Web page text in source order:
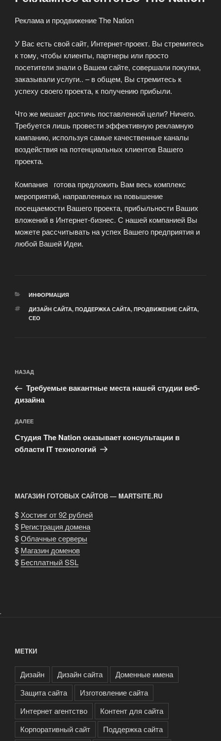
Реклама и продвижение The Nation
У Вас есть свой сайт, Интернет-проект. Вы стремитесь
к тому, чтобы клиенты, партнеры или просто
посетители знали о Вашем сайте, совершали покупки,
заказывали услуги.. – в общем, Вы стремитесь к
успеху своего проекта, к получению прибыли.
Что же мешает достичь поставленной цели? Ничего.
Требуется лишь провести эффективную рекламную
кампанию, используя самые качественные каналы
воздействия на потенциальных клиентов Вашего
проекта.
Компания готова предложить Вам весь комплекс
мероприятий, направленных на повышение
посещаемости Вашего проекта, прибыльности Ваших
вложений в Интернет-бизнес. С нашей компанией Вы
можете рассчитывать на успех Вашего предприятия и
любой Вашей Идеи.
РУБРИКИ
ИНФОРМАЦИЯ
МЕТКИ
ДИЗАЙН САЙТА, ПОДДЕРЖКА САЙТА, ПРОДВИЖЕНИЕ САЙТА,
СЕО
по
записям
Предыдущая
запись:
НАЗАД
Требуемые вакантные места нашей студии веб-
дизайна
Следующая
запись
ДАЛЕЕ
Студия The Nation оказывает консультации в
области IT технологий
МАГАЗИН ГОТОВЫХ САЙТОВ — MARTSITE.RU
$Хостинг от 92 рублей
$ Регистрация домена
$Облачные серверы
$ Магазин доменов
$ Бесплатный SSL
.
МЕТКИ
Дизайн Дизайн сайта
Доменные имена
Защита сайта
Изготовление сайта
Интернет агентство
Контент для сайта
Корпоративный сайт
Поддержка сайта